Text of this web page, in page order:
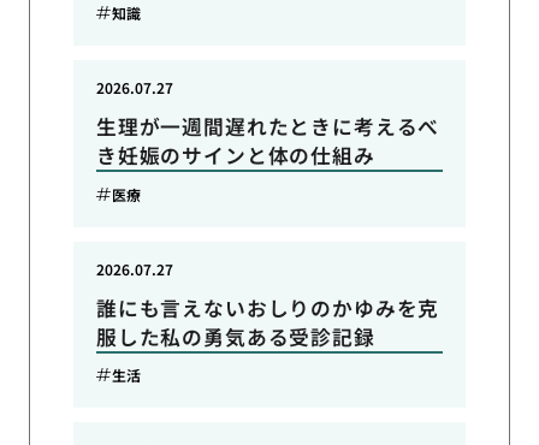
知識
生理が一週間遅れたときに考えるべ
き妊娠のサインと体の仕組み
2026.07.27
医療
誰にも言えないおしりのかゆみを克
服した私の勇気ある受診記録
2026.07.27
生活